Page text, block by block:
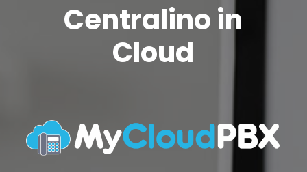
Centralino in
Cloud